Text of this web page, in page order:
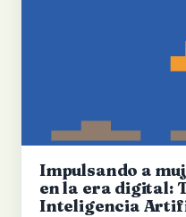
Impulsando a
en la era digital:
Inteligencia